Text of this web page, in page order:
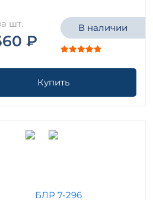
шт.
₽
В наличии
Купить